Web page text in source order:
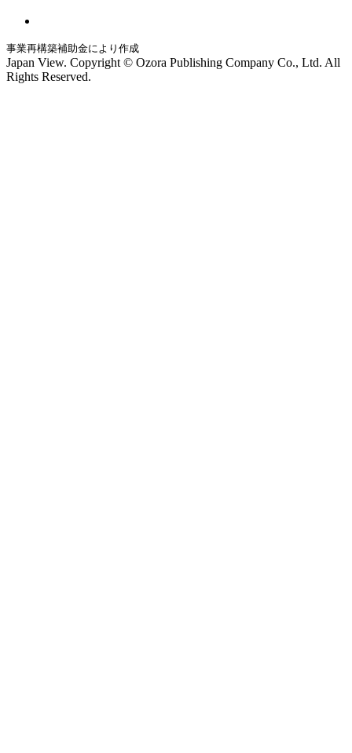
事業再構築補助金により作成
Japan View. Copyright © Ozora Publishing Company Co., Ltd. All
Rights Reserved.